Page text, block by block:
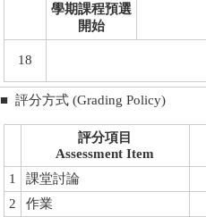
學期課程預選
開始
18
■ 評分方式 (Grading Policy)
評分項目
Assessment Item
1
課堂討論
2
作業